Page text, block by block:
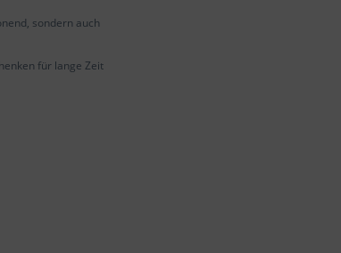
sondern auch
für lange Zeit